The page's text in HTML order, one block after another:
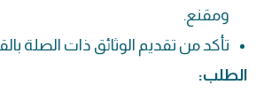
ومقنع.
تأكد من تقديم الوثائق ذات الصلة
الطلب: